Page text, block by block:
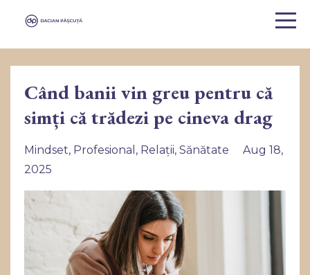
Când banii vin greu pentru că
simți că trădezi pe cineva drag
Mindset Profesional Relații Sănătate
Aug 18,
2025